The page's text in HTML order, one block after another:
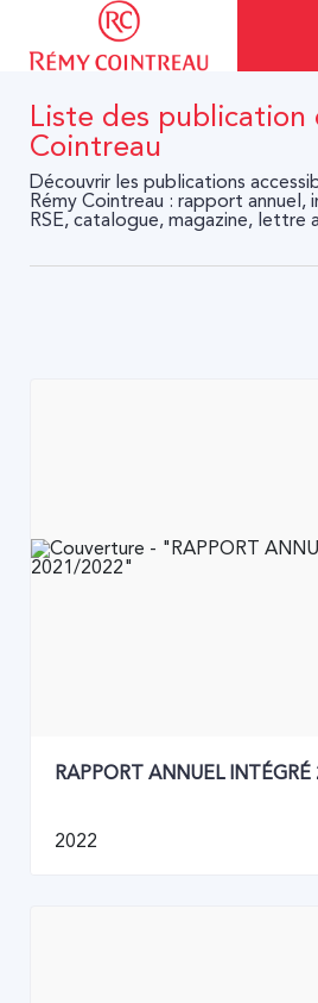
Liste des publication
Cointreau
Découvrir les publications
Rémy Cointreau : rapport annuel,
RSE, catalogue, magazine, lettre
RAPPORT ANNUEL
2022